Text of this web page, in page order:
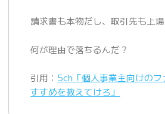
請求書も本物だし、取引先も上場
何が理由で落ちるんだ？
引用： 5ch「個人事業主向けの
すすめを教えてけろ」